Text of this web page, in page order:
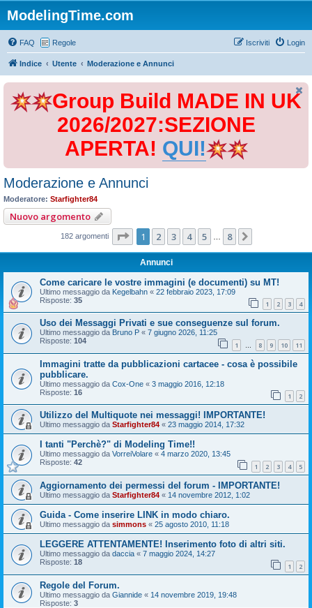
ModelingTime.com
FAQ Regole Login
Iscriviti
Indice Utente Moderazione e Annunci
Group Build MADE IN UK
2026/2027:SEZIONE
APERTA! QUI!
Moderazione e Annunci
Moderatore: Starfighter84
Nuovo argomento
182 argomenti Pagina di
1 2 3 4 5 8
Annunci
Come caricare le vostre immagini (e documenti) su MT!
Ultimo messaggio da Kegelbahn « 22 febbraio 2023, 17:09
Risposte: 35 1 2 3 4
Uso dei Messaggi Privati e sue conseguenze sul forum.
Ultimo messaggio da Bruno P « 7 giugno 2026, 11:25
Risposte: 104 1 … 8 9 10 11
Immagini tratte da pubblicazioni cartacee - cosa è possibile
pubblicare.
Ultimo messaggio da Cox-One « 3 maggio 2016, 12:18
Risposte: 16 1 2
Utilizzo del Multiquote nei messaggi! IMPORTANTE!
Ultimo messaggio da Starfighter84 « 23 maggio 2014, 17:32
I tanti "Perchè?" di Modeling Time!!
Ultimo messaggio da VorreiVolare « 4 marzo 2020, 13:45
Risposte: 42 1 2 3 4 5
Aggiornamento dei permessi del forum - IMPORTANTE!
Ultimo messaggio da Starfighter84 « 14 novembre 2012, 1:02
Guida - Come inserire LINK in modo chiaro.
Ultimo messaggio da simmons « 25 agosto 2010, 11:18
LEGGERE ATTENTAMENTE! Inserimento foto di altri siti.
Ultimo messaggio da daccia « 7 maggio 2024, 14:27
Risposte: 18 1 2
Regole del Forum.
Ultimo messaggio da Giannide « 14 novembre 2019, 19:48
Risposte: 3